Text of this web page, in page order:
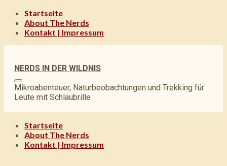
Startseite
About The Nerds
Kontakt | Impressum
NERDS IN DER WILDNIS
Mikroabenteuer, Naturbeobachtungen und Trekking für
Leute mit Schlaubrille
Startseite
About The Nerds
Kontakt | Impressum